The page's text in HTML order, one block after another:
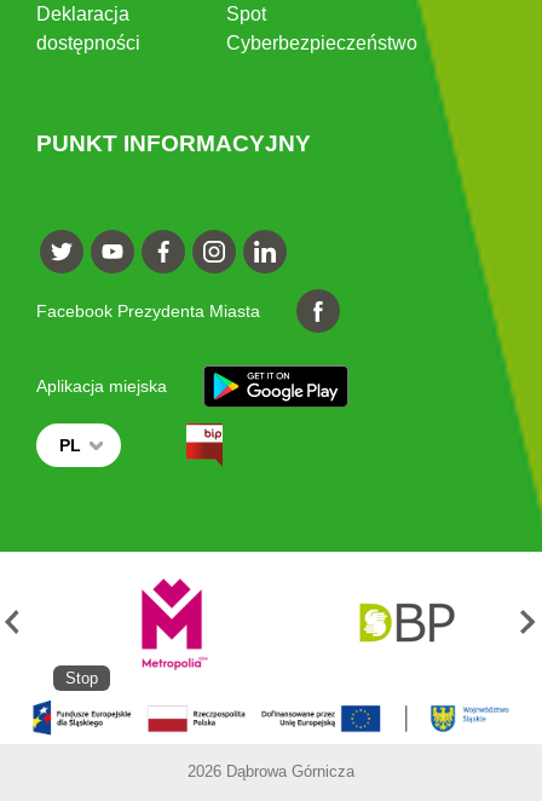
Deklaracja
dostępności
Spot
Cyberbezpieczeństwo
PUNKT INFORMACYJNY
Facebook Prezydenta Miasta
Aplikacja miejska
PL
Stop
2026 Dąbrowa Górnicza